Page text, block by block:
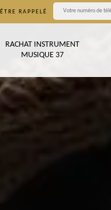
ÊTRE RAPPELÉ
RACHAT INSTRUMENT
MUSIQUE 37